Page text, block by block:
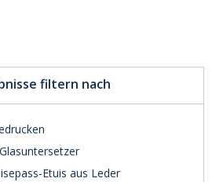
filtern nach
Etuis aus Leder